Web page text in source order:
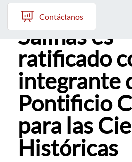
Quiénes somos
Estudiantes y Admisión
Postgrados y Formación Continua
Investigación y Biblioteca
Vinculación con el Medio y Alumni
Contáctanos
Profesor
Salinas es
ratificado
integrante
Pontificio
para las
Históricas